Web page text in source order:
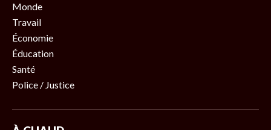
Monde
Travail
Économie
Éducation
Santé
Police / Justice